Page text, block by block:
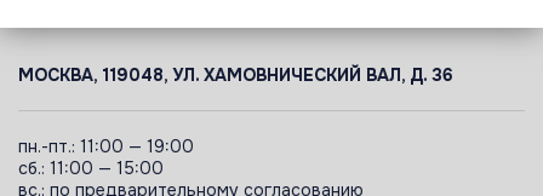
МОСКВА, 119048, УЛ. ХАМОВНИЧЕСКИЙ ВАЛ, Д. 36
пн.-пт.: 11:00 — 19:00
сб.: 11:00 — 15:00
вс.: по предварительному согласованию